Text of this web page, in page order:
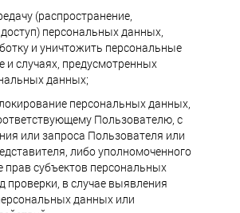
(распространение,
персональных данных,
и уничтожить персональные
и случаях, предусмотренных
данных;
персональных данных,
Пользователю, с
или запроса Пользователя или
либо уполномоченного
прав субъектов персональных
проверки, в случае выявления
данных или